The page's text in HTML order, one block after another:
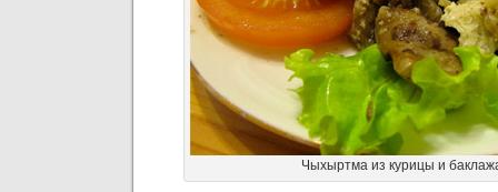
Чыхыртма из курицы и